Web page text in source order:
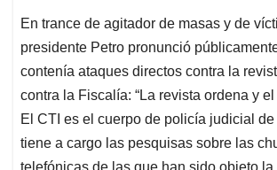
Sarabia y su empleada de servicio, a
exasesora del gobierno
robado la maleta repleta de dólares.
Las palabras del presidente fueron
cadena de ataques e insultos a los
las redes sociales.